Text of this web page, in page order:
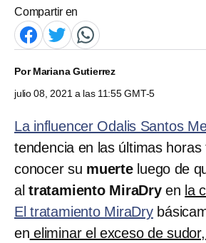
Compartir en
PorMariana Gutierrez
julio 08, 2021 a las 11:55 GMT-5
La influencer Odalis Santos
tendencia en las últimas
conocer su muerteluego de
al tratamiento MiraDryen la
El tratamiento MiraDry
en eliminar el exceso de